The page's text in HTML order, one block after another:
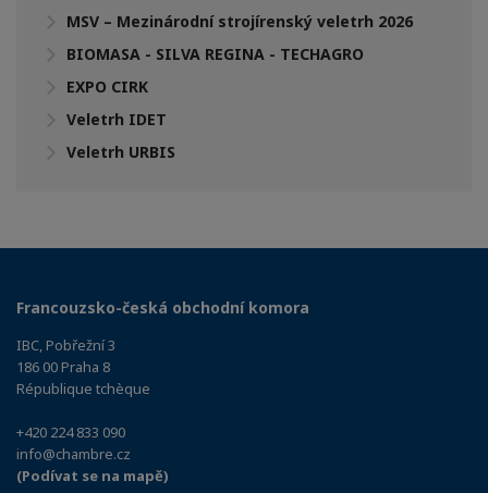
MSV – Mezinárodní strojírenský veletrh 2026
BIOMASA - SILVA REGINA - TECHAGRO
EXPO CIRK
Veletrh IDET
Veletrh URBIS
Francouzsko-česká obchodní komora
IBC, Pobřežní 3
186 00 Praha 8
République tchèque
+420 224 833 090
info@chambre.cz
(Podívat se na mapě)